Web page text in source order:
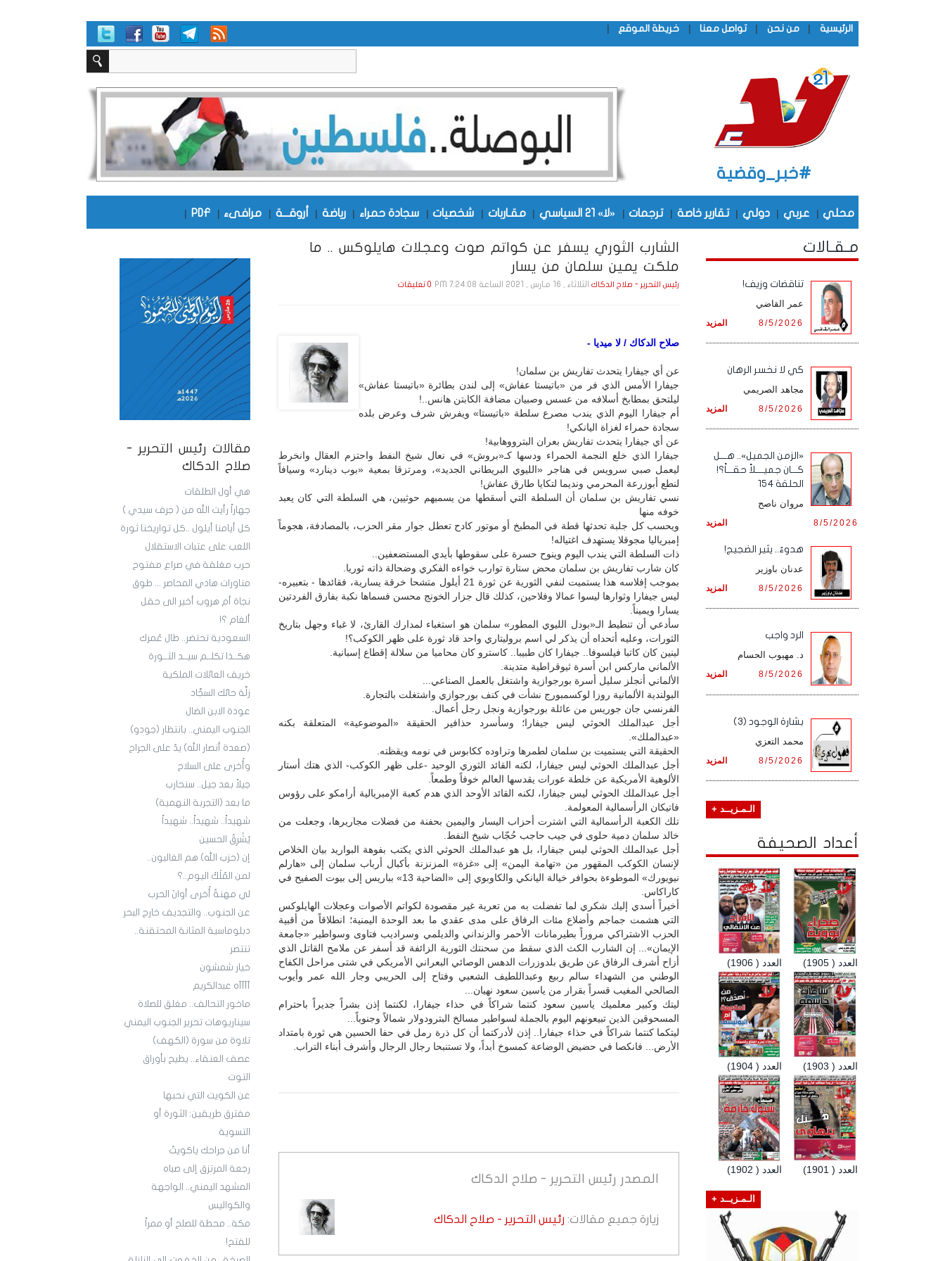
الرئيسية | من نحن | تواصل معنا | خريطة الموقع |
#خبر_وقضية
محلي | عربي | دولي | تقارير خاصة | ترجمات | «لا» 21 السياسي | مقـاربات | شخصيات | سجادة حمراء | رياضة | أروقـــة | مرافىء |
PDF
|
مقالات رئيس التحرير -
صلاح الدكاك
هي أول الطلقات
جهاراً رأيت الله من ( جرف سيدي )
كل أيامنا أيلول ..كل تواريخنا ثورة
اللعب على عتبات الاستقلال
حرب مغلقة في صراع مفتوح
مناورات هادي المحاصر ... طوق
نجاة أم هروب أخير الى حقل
ألغام ؟!
السعودية تحتضر.. طال عُمرك
هكــذا تكلــم سيــد الثــورة
خريف العائلات الملكية
زلَّة حائك السجَّاد
عودة الابن الضال
الجنوب اليمني.. بانتظار (جودو)
(صعدة أنصار الله) يدٌ على الجراح
وأُخرى على السلاح
جيلاً بعد جيل.. سنحارب
ما بعد (التجربة النهمية)
شهيداً.. شهيداً.. شهيداً
يُشْرِقُ الحسين
إن (حزب الله) هم الغالبون..
لمن المُلْكُ اليوم..؟
لي مهنةٌ أُخرى أوانَ الحرب
عن الجنوب.. والتجديف خارج البحر
دبلوماسية المثانة المحتقنة..
تنتصر
خيار شمشون
آآآآه عبدالكريم
ماخور التحالف.. مغلق للصلاة
سيناريوهات تحرير الجنوب اليمني
تلاوة من سورة (الكهف)
عصف العنقاء.. يطيح بأوراق
التوت
عن الكويت التي نحبها
مفترق طريقين: الثورة أو
التسوية
أنا من جراحك ياكويتُ
رجعة المرتزق إلى صباه
المشهد اليمني.. الواجهة
والكواليس
مكة.. محطة للصلح أو ممراً
للفتح!
الشارب الثوري يسفر عن كواتم صوت وعجلات هايلوكس .. ما
ملكت يمين سلمان من يسار
رئيس التحرير - صلاح الدكاكالثلاثاء , 16 مـارس , 2021 الساعة 7:24:08 PM 0 تعليقات
صلاح الدكاك / لا ميديا -
عن أي جيفارا يتحدث تفاريش بن سلمان!
جيفارا الأمس الذي فر من «باتيستا عفاش» إلى لندن بطائرة «باتيستا عفاش»
ليلتحق بمطابخ أسلافه من عسس وصبيان مضافة الكابتن هانس..!
أم جيفارا اليوم الذي يندب مصرع سلطة «باتيستا» ويفرش شرف وعرض بلده
سجادة حمراء لغزاة اليانكي!
‏عن أي جيفارا يتحدث تفاريش بعران البترووهابية!
جيفارا الذي خلع النجمة الحمراء ودسها كـ«بروش» في نعال شيخ النفط واحتزم العقال وانخرط
ليعمل صبي سرويس في هناجر «الليوي البريطاني الجديد»، ومرتزقا بمعية «بوب دينارد» وسيافاً
لنطع أبوزرعة المحرمي ونديما لتكايا طارق عفاش!
‏نسي تفاريش بن سلمان أن السلطة التي أسقطها من يسميهم حوثيين، هي السلطة التي كان يعبد
خوفه منها
ويحسب كل جلبة تحدثها قطة في المطبخ أو موتور كادح تعطل جوار مقر الحزب، بالمصادفة، هجوماً
إمبرياليا مجوقلا يستهدف اغتياله!
ذات السلطة التي يندب اليوم وينوح حسرة على سقوطها بأيدي المستضعفين..
كان شارب تفاريش بن سلمان محض ستارة توارب خواءه الفكري وضحالة ذاته ثوريا.
بموجب إفلاسه هذا يستميت لنفي الثورية عن ثورة 21 أيلول متشحا خرقة يسارية، فقائدها - بتعبيره-
ليس جيفارا وثوارها ليسوا عمالا وفلاحين، كذلك قال جزار الخونج محسن فسماها نكبة بفارق الفردتين
يسارا ويميناً.
سأدعي أن تنطيط الـ«بودل الليوي المطور» سلمان هو استغباء لمدارك القارئ، لا غباء وجهل بتاريخ
الثورات، وعليه أتحداه أن يذكر لي اسم بروليتاري واحد قاد ثورة على ظهر الكوكب؟!
لينين كان كاتبا فيلسوفا.. جيفارا كان طبيبا.. كاسترو كان محاميا من سلالة إقطاع إسبانية.
الألماني ماركس ابن أسرة ثيوقراطية متدينة.
الألماني أنجلز سليل أسرة بورجوازية واشتغل بالعمل الصناعي...
البولندية الألمانية روزا لوكسمبورج نشأت في كنف بورجوازي واشتغلت بالتجارة.
الفرنسي جان جوريس من عائلة بورجوازية ونجل رجل أعمال.
أجل عبدالملك الحوثي ليس جيفارا؛ وسأسرد حذافير الحقيقة «الموضوعية» المتعلقة بكنه
«عبدالملك».
الحقيقة التي يستميت بن سلمان لطمرها وتراوده ككابوس في نومه ويقظته.
أجل عبدالملك الحوثي ليس جيفارا، لكنه القائد الثوري الوحيد -على ظهر الكوكب- الذي هتك أستار
الألوهية الأمريكية عن خلطة عورات يقدسها العالم خوفاً وطمعاً.
أجل عبدالملك الحوثي ليس جيفارا، لكنه القائد الأوحد الذي هدم كعبة الإمبريالية أرامكو على رؤوس
فاتيكان الرأسمالية المعولمة.
تلك الكعبة الرأسمالية التي اشترت أحزاب اليسار واليمين بحفنة من فضلات مجاريرها، وجعلت من
خالد سلمان دمية حلوى في جيب حاجب حُجّاب شيخ النفط.
أجل عبدالملك الحوثي ليس جيفارا، بل هو عبدالملك الحوثي الذي يكتب بفوهة البواريد بيان الخلاص
لإنسان الكوكب المقهور من «تهامة اليمن» إلى «غزة» المزنزنة بأكبال أرباب سلمان إلى «هارلم
نيويورك» الموطوءة بحوافر خيالة اليانكي والكاوبوي إلى «الضاحية 13» بباريس إلى بيوت الصفيح في
كاراكاس.
أخيراً أسدي إليك شكري لما تفضلت به من تعرية غير مقصودة لكواتم الأصوات وعجلات الهايلوكس
التي هشمت جماجم وأضلاع مئات الرفاق على مدى عقدي ما بعد الوحدة اليمنية؛ انطلاقاً من أقبية
الحزب الاشتراكي مروراً بطيرمانات الأحمر والزنداني والديلمي وسراديب فتاوى وسواطير «جامعة
الإيمان»... إن الشارب الكث الذي سقط من سحنتك الثورية الزائفة قد أسفر عن ملامح القاتل الذي
أزاح أشرف الرفاق عن طريق بلدوزرات الدهس الوصائي البعراني الأمريكي في شتى مراحل الكفاح
الوطني من الشهداء سالم ربيع وعبداللطيف الشعبي وفتاح إلى الحريبي وجار الله عمر وأيوب
الصالحي المغيب قسراً بقرار من ياسين سعود نهيان...
ليتك وكبير معلميك ياسين سعود كنتما شراكاً في حذاء جيفارا، لكنتما إذن بشراً جديراً باحترام
المسحوقين الذين تبيعونهم اليوم بالجملة لسواطير مسالخ البترودولار شمالاً وجنوباً...
ليتكما كنتما شراكاً في حذاء جيفارا.. إذن لأدركتما أن كل ذرة رمل في حفا الحسين هي ثورة بامتداد
الأرض... فانكصا في حضيض الوضاعة كمسوخ أبداً، ولا تستنبحا رجال الرجال وأشرف أبناء التراب.
المصدر رئيس التحرير - صلاح الدكاك
زيارة جميع مقالات: رئيس التحرير - صلاح الدكاك
مـقـالات
تناقضات وزيف!
عمر القاضي
المزيد 8/5/2026
كي لا نخسر الرهان
مجاهد الصريمي
المزيد 8/5/2026
«الزمن الجميل».. هـــل
كـــان جميــــلاً حقـــاً؟!
الحلقة 154
مروان ناصح
المزيد 8/5/2026
هدوءٌ.. يثير الضجيج!
عدنان باوزير
المزيد 8/5/2026
الرد واجب
د. مهيوب الحسام
المزيد 8/5/2026
بشارة الوجود (3)
محمد التعزي
المزيد 8/5/2026
الـمـزيــد +
أعداد الصحيفة
العدد ( 1906) العدد ( 1905)
العدد ( 1904) العدد ( 1903)
العدد ( 1902) العدد ( 1901)
الـمـزيــد +